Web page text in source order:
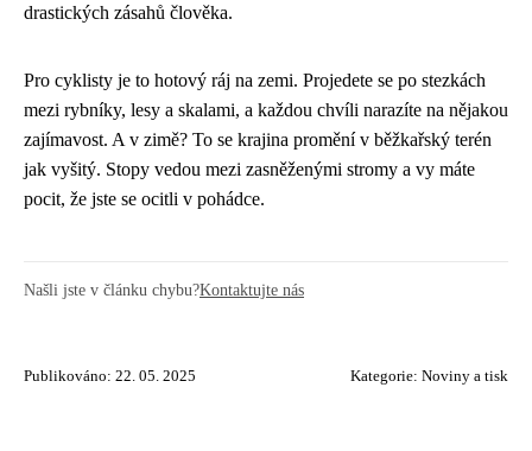
drastických zásahů člověka.
Pro cyklisty je to hotový ráj na zemi. Projedete se po stezkách
mezi rybníky, lesy a skalami, a každou chvíli narazíte na nějakou
zajímavost. A v zimě? To se krajina promění v běžkařský terén
jak vyšitý. Stopy vedou mezi zasněženými stromy a vy máte
pocit, že jste se ocitli v pohádce.
Našli jste v článku chybu?Kontaktujte nás
Publikováno: 22. 05. 2025 Kategorie: Noviny a tisk